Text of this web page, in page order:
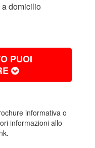
a domicilio
PUOI
informativao
informazioni allo